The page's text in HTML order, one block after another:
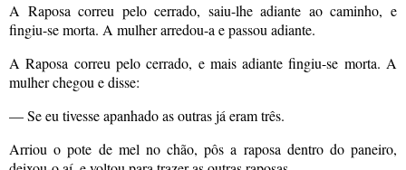
A Raposa correu pelo cerrado, saiu-lhe adiante ao caminho, e
fingiu-se morta. A mulher arredou-a e passou adiante.
A Raposa correu pelo cerrado, e mais adiante fingiu-se morta. A
mulher chegou e disse:
— Se eu tivesse apanhado as outras já eram três.
Arriou o pote de mel no chão, pôs a raposa dentro do paneiro,